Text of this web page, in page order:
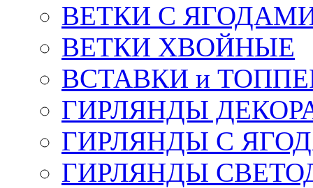
ВЕТКИ С
ВЕТКИ ХВОЙНЫЕ
ВСТАВКИ и
ГИРЛЯНДЫ
ГИРЛЯНДЫ С
ГИРЛЯНДЫ